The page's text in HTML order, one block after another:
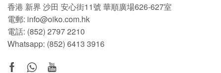
香港 新界 沙田 安心街11號 華順廣場626-627室
電郵: info@oiko.com.hk
電話: (852) 2797 2210
Whatsapp: (852) 6413 3916